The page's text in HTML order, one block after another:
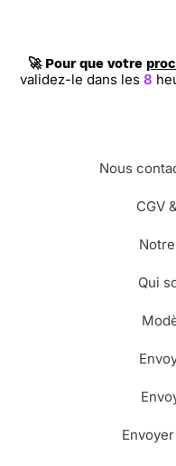
🚀 Pour que votre
validez-le dans les 8
Nous
CGV
Qui